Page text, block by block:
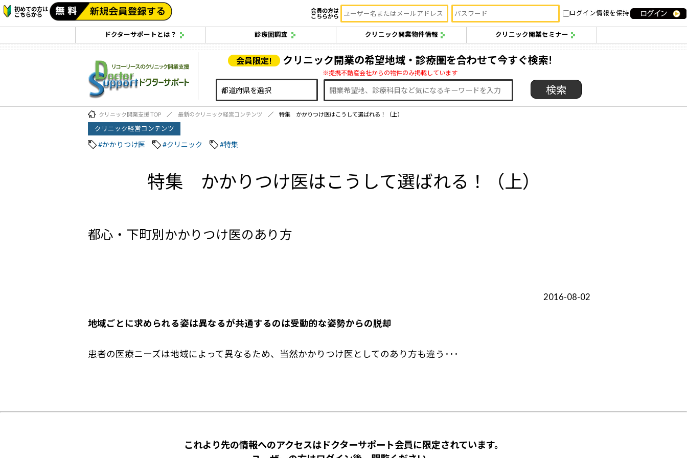
初めての方は
こちらから
会員の方は
こちらから
ログイン情報を保持
ドクターサポートとは？ 診療圏調査 クリニック開業物件情報 クリニック開業セミナー
会員限定! クリニック開業の希望地域・診療圏を合わせて今すぐ検索!
※提携不動産会社からの物件のみ掲載しています
クリニック開業支援 TOP 最新のクリニック経営コンテンツ 特集 かかりつけ医はこうして選ばれる！（上）
クリニック経営コンテンツ
#かかりつけ医 #クリニック #特集
特集 かかりつけ医はこうして選ばれる！（上）
都心・下町別かかりつけ医のあり方
2016-08-02
地域ごとに求められる姿は異なるが共通するのは受動的な姿勢からの脱却
患者の医療ニーズは地域によって異なるため、当然かかりつけ医としてのあり方も違う･･･
これより先の情報へのアクセスはドクターサポート会員に限定されています。